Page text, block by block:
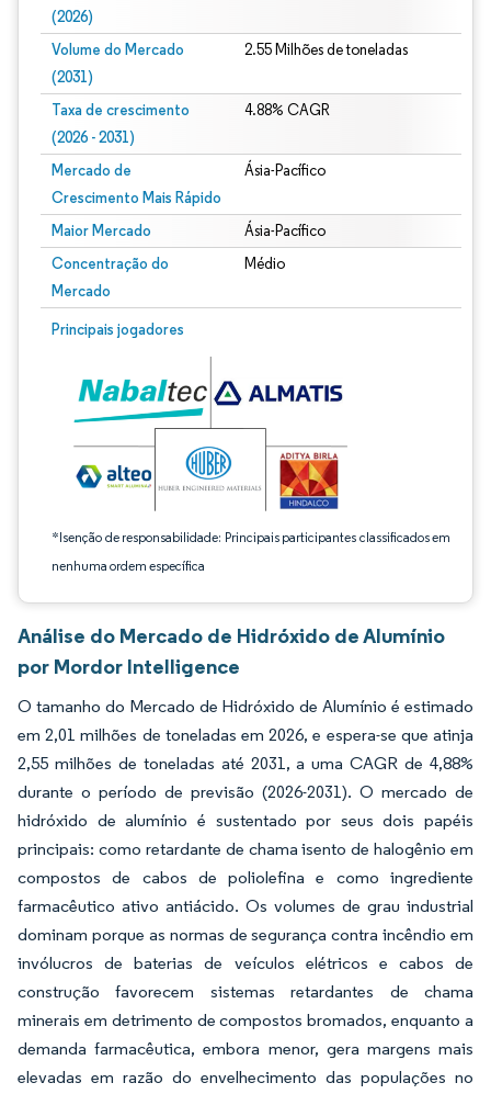
(2026)
Volume do Mercado
(2031)
2.55 Milhões de toneladas
Taxa de crescimento
(2026 - 2031)
4.88% CAGR
Mercado de
Crescimento Mais Rápido
Ásia-Pacífico
Maior Mercado Ásia-Pacífico
Concentração do
Mercado
Médio
Principais jogadores
*Isenção de responsabilidade: Principais participantes classificados em
nenhuma ordem específica
Imagem © Mordor Intelligence. O reuso requer atribuição conforme CC BY 4.0.
Análise do Mercado de Hidróxido de Alumínio
por Mordor Intelligence
O tamanho do Mercado de Hidróxido de Alumínio é estimado
em 2,01 milhões de toneladas em 2026, e espera-se que atinja
2,55 milhões de toneladas até 2031, a uma CAGR de 4,88%
durante o período de previsão (2026-2031). O mercado de
hidróxido de alumínio é sustentado por seus dois papéis
principais: como retardante de chama isento de halogênio em
compostos de cabos de poliolefina e como ingrediente
farmacêutico ativo antiácido. Os volumes de grau industrial
dominam porque as normas de segurança contra incêndio em
invólucros de baterias de veículos elétricos e cabos de
construção favorecem sistemas retardantes de chama
minerais em detrimento de compostos bromados, enquanto a
demanda farmacêutica, embora menor, gera margens mais
elevadas em razão do envelhecimento das populações no